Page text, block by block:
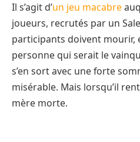
Il s’agit d’un jeu macabre
joueurs, recrutés par un
participants doivent mourir,
personne qui serait le
s’en sort avec une forte
misérable. Mais lorsqu’il
mère morte.